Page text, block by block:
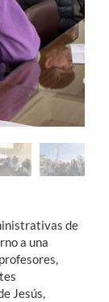
de
a una
Jesús,